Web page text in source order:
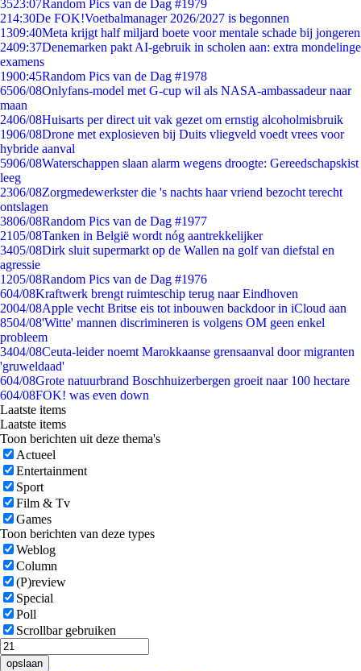
3523:07Random Pics van de Dag #1979
214:30De FOK!Voetbalmanager 2026/2027 is begonnen
1309:40Meta krijgt half miljard boete voor mentale schade bij jongeren
2409:37Denemarken pakt AI-gebruik in scholen aan: extra mondelinge
examens
1900:45Random Pics van de Dag #1978
6506/08Onlyfans-model met G-cup wil als NASA-ambassadeur naar
maan
2406/08Huisarts per direct uit vak gezet om ernstig alcoholmisbruik
1906/08Drone met explosieven bij Duits vliegveld voedt vrees voor
hybride aanval
5906/08Waterschappen slaan alarm wegens droogte: Gereedschapskist
leeg
2306/08Zorgmedewerkster die 's nachts haar vriend bezocht terecht
ontslagen
3806/08Random Pics van de Dag #1977
2105/08Tanken in België wordt nóg aantrekkelijker
3405/08Dirk sluit supermarkt op de Wallen na golf van diefstal en
agressie
1205/08Random Pics van de Dag #1976
604/08Kraftwerk brengt ruimteschip terug naar Eindhoven
2004/08Apple vecht Britse eis tot inbouwen backdoor in iCloud aan
8504/08'Witte' mannen discrimineren is volgens OM geen enkel
probleem
3404/08Ceuta-leider noemt Marokkaanse grensaanval door migranten
'gruweldaad'
604/08Grote natuurbrand Boschhuizerbergen groeit naar 100 hectare
604/08FOK! was even down
Laatste items
Laatste items
Toon berichten uit deze thema's
Actueel
Entertainment
Sport
Film & Tv
Games
Toon berichten van deze types
Weblog
Column
(P)review
Special
Poll
Scrollbar gebruiken
opslaan